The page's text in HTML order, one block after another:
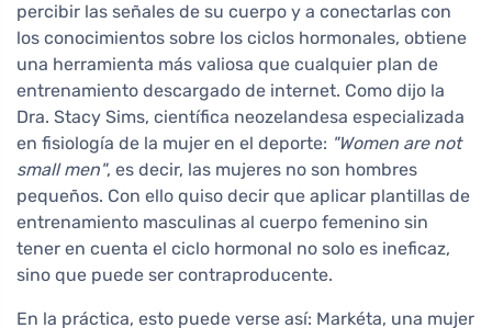
percibir las señales de su cuerpo y a conectarlas con
los conocimientos sobre los ciclos hormonales, obtiene
una herramienta más valiosa que cualquier plan de
entrenamiento descargado de internet. Como dijo la
Dra. Stacy Sims, científica neozelandesa especializada
en fisiología de la mujer en el deporte: "Women are not
small men", es decir, las mujeres no son hombres
pequeños. Con ello quiso decir que aplicar plantillas de
entrenamiento masculinas al cuerpo femenino sin
tener en cuenta el ciclo hormonal no solo es ineficaz,
sino que puede ser contraproducente.
En la práctica, esto puede verse así: Markéta, una mujer